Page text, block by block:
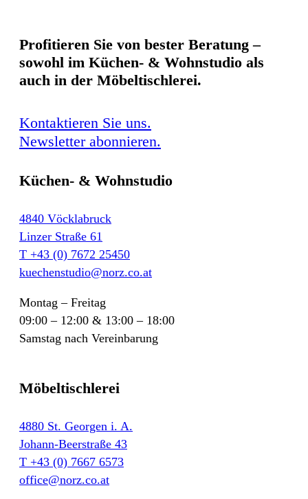
Profitieren Sie von bester Beratung –
sowohl im Küchen- & Wohnstudio als
auch in der Möbeltischlerei.
Kontaktieren Sie uns.
Newsletter abonnieren.
Küchen- & Wohnstudio
4840 Vöcklabruck
Linzer Straße 61
T +43 (0) 7672 25450
kuechenstudio@norz.co.at
Montag – Freitag
09:00 – 12:00 & 13:00 – 18:00
Samstag nach Vereinbarung
Möbeltischlerei
4880 St. Georgen i. A.
Johann-Beerstraße 43
T +43 (0) 7667 6573
office@norz.co.at